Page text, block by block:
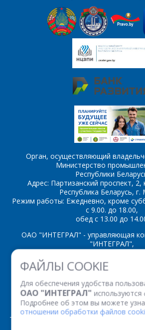
ФАЙЛЫ COOKIE
Для обеспечения удобства
ОАО "ИНТЕГРАЛ"
Подробнее об этом вы можете
отношении обработки файлов
Орган, осуществляющий
Министерство
Республики
Адрес: Партизанский проспект, 2,
Республика Беларусь, г.
Режим работы: Ежедневно, кроме
с 9.00. до 18.00,
обед с 13.00 до
ОАО "ИНТЕГРАЛ" - управляющая
"ИНТЕГРАЛ",
ул. Казинца И.П., д.121А, комната
Республика Беларусь
Факс: (+375 17) 338 12 94 УНП
Рег. номер 100386629 от